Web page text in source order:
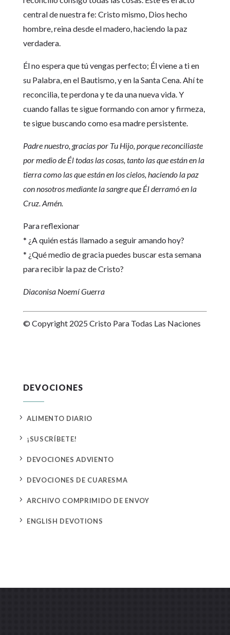
central de nuestra fe: Cristo mismo, Dios hecho
hombre, reina desde el madero, haciendo la paz
verdadera.
Él no espera que tú vengas perfecto; Él viene a ti en
su Palabra, en el Bautismo, y en la Santa Cena. Ahí te
reconcilia, te perdona y te da una nueva vida. Y
cuando fallas te sigue formando con amor y firmeza,
te sigue buscando como esa madre persistente.
Padre nuestro, gracias por Tu Hijo, porque reconciliaste
por medio de Él todas las cosas, tanto las que están en la
tierra como las que están en los cielos, haciendo la paz
con nosotros mediante la sangre que Él derramó en la
Cruz. Amén.
Para reflexionar
* ¿A quién estás llamado a seguir amando hoy?
* ¿Qué medio de gracia puedes buscar esta semana
para recibir la paz de Cristo?
Diaconisa Noemí Guerra
© Copyright 2025 Cristo Para Todas Las Naciones
DEVOCIONES
5 ALIMENTO DIARIO
5 ¡SUSCRÍBETE!
5 DEVOCIONES ADVIENTO
5 DEVOCIONES DE CUARESMA
5 ARCHIVO COMPRIMIDO DE ENVOY
5 ENGLISH DEVOTIONS